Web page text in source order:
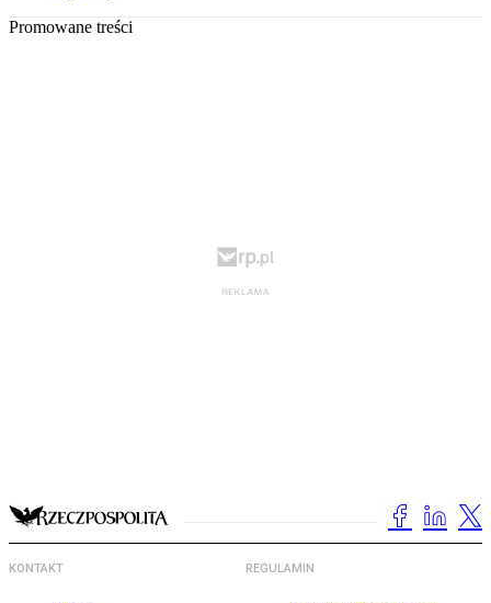
Promowane treści
KONTAKT REGULAMIN